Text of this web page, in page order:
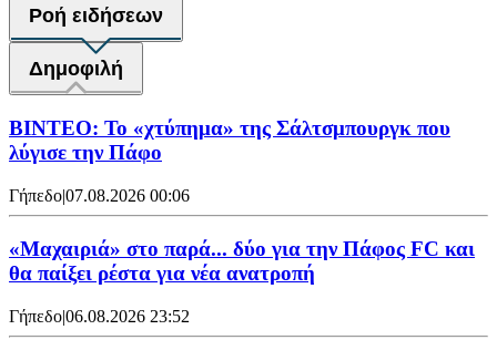
Ροή ειδήσεων
Δημοφιλή
ΒΙΝΤΕΟ: Το «χτύπημα» της Σάλτσμπουργκ που
λύγισε την Πάφο
Γήπεδο|07.08.2026 00:06
«Μαχαιριά» στο παρά... δύο για την Πάφος FC και
θα παίξει ρέστα για νέα ανατροπή
Γήπεδο|06.08.2026 23:52